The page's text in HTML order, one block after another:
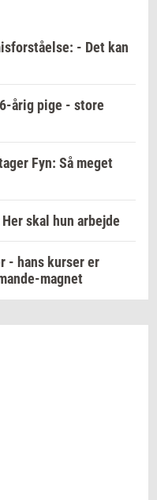
- Det kan
årig pige - store
Fyn: Så meget
skal hun arbejde
- hans kurser er
magnet